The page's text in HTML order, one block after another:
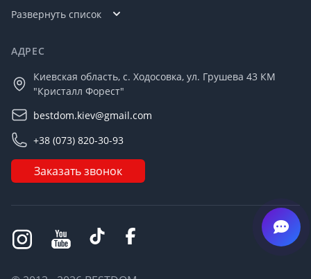
Развернуть список
АДРЕС
Киевская область, с. Ходосовка, ул. Грушева 43 КМ
"Кристалл Форест"
bestdom.kiev@gmail.com
+38 (073) 820-30-93
Заказать звонок